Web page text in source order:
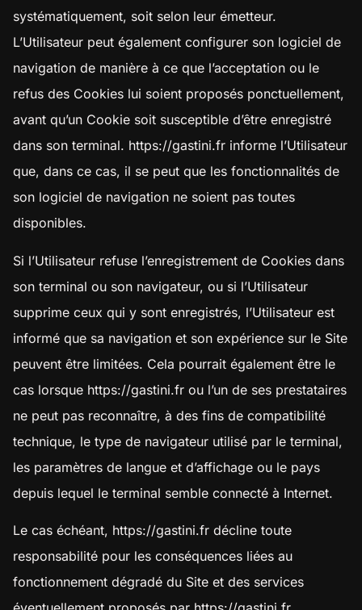
systématiquement, soit selon leur émetteur.
L’Utilisateur peut également configurer son logiciel de
navigation de manière à ce que l’acceptation ou le
refus des Cookies lui soient proposés ponctuellement,
avant qu’un Cookie soit susceptible d’être enregistré
dans son terminal. https://gastini.fr informe l’Utilisateur
que, dans ce cas, il se peut que les fonctionnalités de
son logiciel de navigation ne soient pas toutes
disponibles.
Si l’Utilisateur refuse l’enregistrement de Cookies dans
son terminal ou son navigateur, ou si l’Utilisateur
supprime ceux qui y sont enregistrés, l’Utilisateur est
informé que sa navigation et son expérience sur le Site
peuvent être limitées. Cela pourrait également être le
cas lorsque https://gastini.fr ou l’un de ses prestataires
ne peut pas reconnaître, à des fins de compatibilité
technique, le type de navigateur utilisé par le terminal,
les paramètres de langue et d’affichage ou le pays
depuis lequel le terminal semble connecté à Internet.
Le cas échéant, https://gastini.fr décline toute
responsabilité pour les conséquences liées au
fonctionnement dégradé du Site et des services